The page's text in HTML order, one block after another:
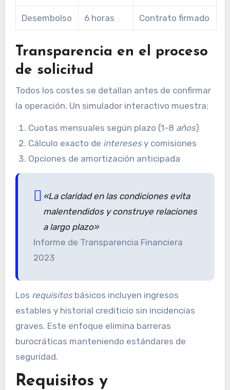
Desembolso 6 horas Contrato firmado
Transparencia en el proceso
de solicitud
Todos los costes se detallan antes de confirmar
la operación. Un simulador interactivo muestra:
Cuotas mensuales según plazo (1-8 años)
Cálculo exacto de interesesy comisiones
Opciones de amortización anticipada
«La claridad en las condiciones evita
malentendidos y construye relaciones
a largo plazo»
Informe de Transparencia Financiera
2023
Los requisitosbásicos incluyen ingresos
estables y historial crediticio sin incidencias
graves. Este enfoque elimina barreras
burocráticas manteniendo estándares de
seguridad.
Requisitos y